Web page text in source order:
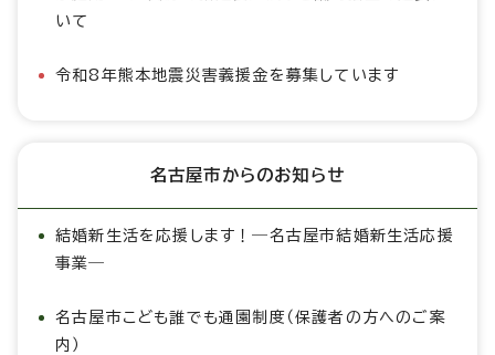
いて
令和8年熊本地震災害義援金を募集しています
名古屋市からのお知らせ
結婚新生活を応援します！―名古屋市結婚新生活応援
事業―
名古屋市こども誰でも通園制度（保護者の方へのご案
内）